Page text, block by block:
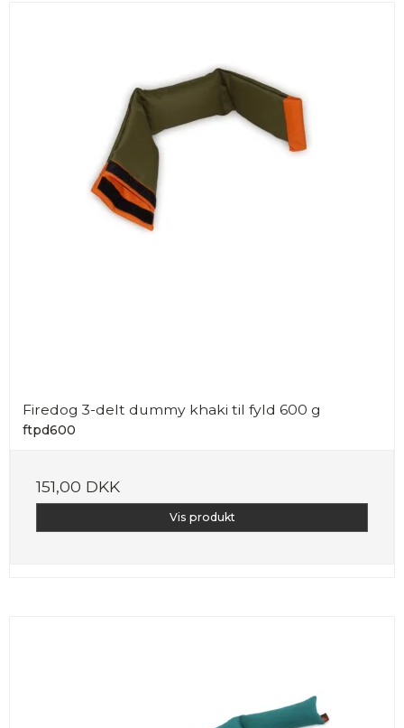
Firedog 3-delt dummy khaki til fyld 600 g
ftpd600
151,00 DKK
Vis produkt